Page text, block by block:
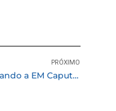
PRÓXIMO
Prefeitura está reformando e ampliando a EM Caputera. Unidade ganhará novos ambientes